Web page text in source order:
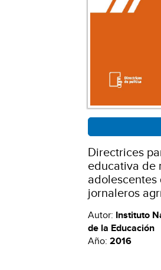
Directrices
educativa de
jornaleros
Autor: Instituto
de la Educación
Año: 2016